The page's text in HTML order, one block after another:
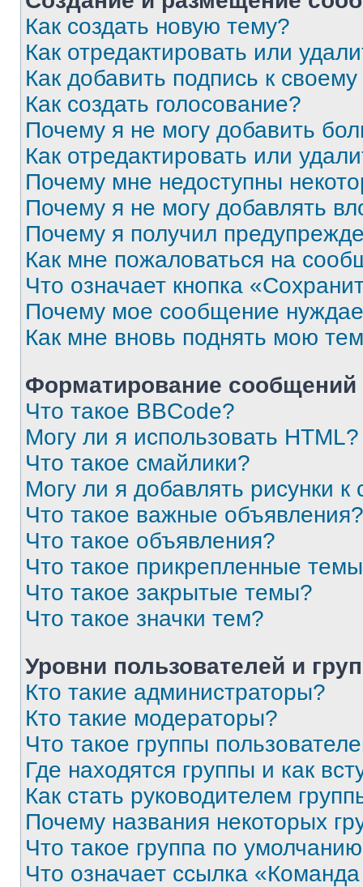
Как создать новую тему?
Как отредактировать или
Как добавить подпись к
Как создать голосование?
Почему я не могу добавить
Как отредактировать или
Почему мне недоступны
Почему я не могу добавлять
Почему я получил
Как мне пожаловаться на
Что означает кнопка
Почему мое сообщение
Как мне вновь поднять мою
Форматирование
Что такое BBCode?
Могу ли я использовать HTML?
Что такое смайлики?
Могу ли я добавлять рисунки
Что такое важные объявления?
Что такое объявления?
Что такое прикрепленные
Что такое закрытые темы?
Что такое значки тем?
Уровни пользователей и
Кто такие администраторы?
Кто такие модераторы?
Что такое группы
Где находятся группы и как
Как стать руководителем
Почему названия некоторых
Что такое группа по
Что означает ссылка